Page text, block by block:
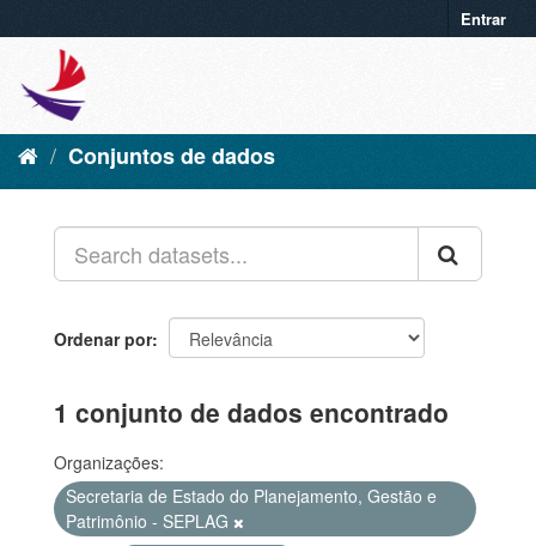
Entrar
Conjuntos de dados
Ordenar por
1 conjunto de dados encontrado
Organizações:
Secretaria de Estado do Planejamento, Gestão e
Patrimônio - SEPLAG